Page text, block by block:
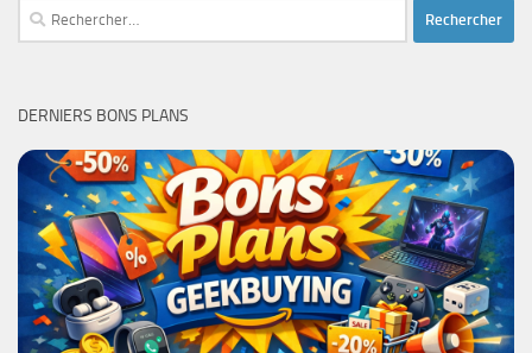
Rechercher :
DERNIERS BONS PLANS